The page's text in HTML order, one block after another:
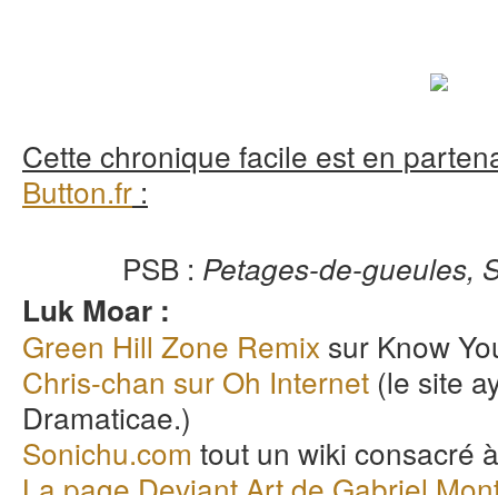
Cette chronique facile est en
Button.fr :
PSB : Petages-de-gueules,
Luk Moar :
Green Hill Zone Remix sur Know
Chris-chan sur Oh Internet (le site
Dramaticae.)
Sonichu.com tout un wiki consacré